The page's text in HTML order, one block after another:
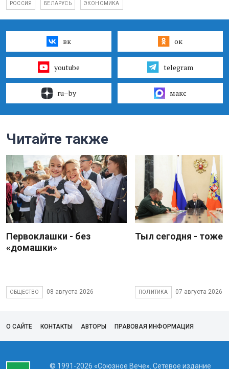
РОССИЯ БЕЛАРУСЬ ЭКОНОМИКА
вк ок
youtube telegram
ru–by макс
Читайте также
Первоклашки - без
«домашки»
ОБЩЕСТВО 08 августа 2026
Тыл сегодня - тоже
ПОЛИТИКА 07 августа 2026
О САЙТЕ КОНТАКТЫ АВТОРЫ ПРАВОВАЯ ИНФОРМАЦИЯ
© 1991-2026 «Союзное Вече». Сетевое издание